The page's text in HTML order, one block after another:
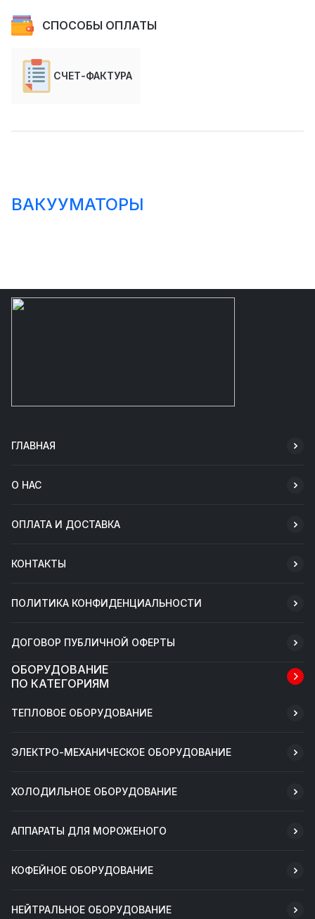
СПОСОБЫ ОПЛАТЫ
СЧЕТ-ФАКТУРА
ВАКУУМАТОРЫ
ГЛАВНАЯ
О НАС
ОПЛАТА И ДОСТАВКА
КОНТАКТЫ
ПОЛИТИКА КОНФИДЕНЦИАЛЬНОСТИ
ДОГОВОР ПУБЛИЧНОЙ ОФЕРТЫ
ОБОРУДОВАНИЕ
ПО КАТЕГОРИЯМ
ТЕПЛОВОЕ ОБОРУДОВАНИЕ
ЭЛЕКТРО-МЕХАНИЧЕСКОЕ ОБОРУДОВАНИЕ
ХОЛОДИЛЬНОЕ ОБОРУДОВАНИЕ
АППАРАТЫ ДЛЯ МОРОЖЕНОГО
КОФЕЙНОЕ ОБОРУДОВАНИЕ
НЕЙТРАЛЬНОЕ ОБОРУДОВАНИЕ